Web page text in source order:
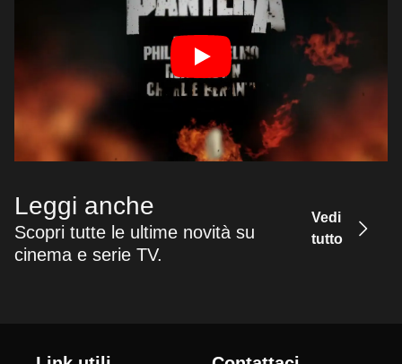
Leggi anche
Scopri tutte le ultime novità su
cinema e serie TV.
Vedi
tutto